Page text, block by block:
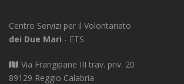
Centro Servizi per il Volontariato
dei Due Mari - ETS
Via Frangipane III trav. priv. 20
89129 Reggio Calabria